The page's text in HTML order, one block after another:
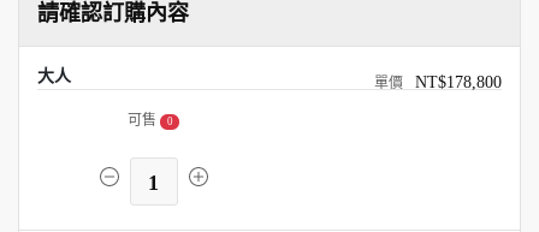
請確認訂購內容
大人 NT$178,800
可售 0
1